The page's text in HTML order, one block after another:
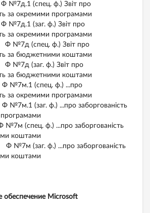
№7д.1 (спец. ф.) Звіт про
за окремими програмами
№7д.1 (заг. ф.) Звіт про
за окремими програмами
№7д (спец. ф.) Звіт про
за бюджетними коштами
№7д (заг. ф.) Звіт про
за бюджетними коштами
№7м.1 (спец. ф.) ...про
за окремими програмами
№7м.1 (заг. ф.) ...про заборгованість
програмами
(спец. ф.) ...про заборгованість
коштами
(заг. ф.) ...про заборгованість
коштами
обеспечение Microsoft